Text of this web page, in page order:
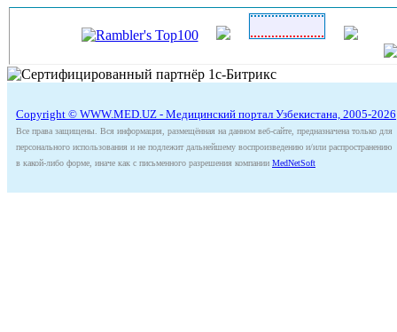
Copyright © WWW.MED.UZ - Медицинский портал Узбекистана, 2005-2026
Все права защищены. Вся информация, размещённая на данном веб-сайте, предназначена только для
персонального использования и не подлежит дальнейшему воспроизведению и/или распространению
в какой-либо форме, иначе как с письменного разрешения компании MedNetSoft